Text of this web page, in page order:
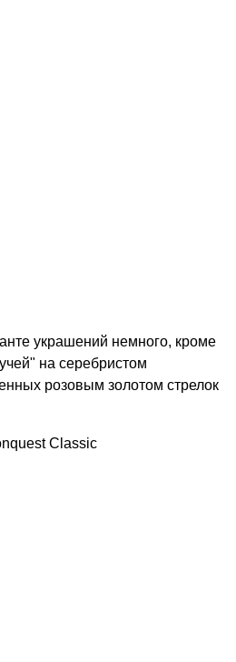
украшений немного, кроме
на серебристом
розовым золотом стрелок